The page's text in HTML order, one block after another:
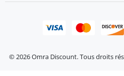
© 2026 Omra Discount. Tous droits